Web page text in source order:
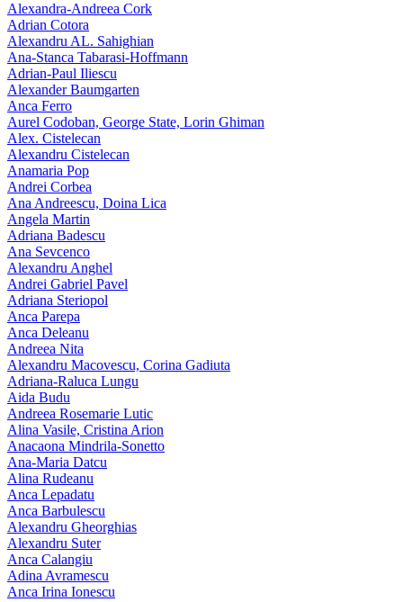
Alexandra-Andreea Cork
Adrian Cotora
Alexandru AL. Sahighian
Ana-Stanca Tabarasi-Hoffmann
Adrian-Paul Iliescu
Alexander Baumgarten
Anca Ferro
Aurel Codoban, George State, Lorin Ghiman
Alex. Cistelecan
Alexandru Cistelecan
Anamaria Pop
Andrei Corbea
Ana Andreescu, Doina Lica
Angela Martin
Adriana Badescu
Ana Sevcenco
Alexandru Anghel
Andrei Gabriel Pavel
Adriana Steriopol
Anca Parepa
Anca Deleanu
Andreea Nita
Alexandru Macovescu, Corina Gadiuta
Adriana-Raluca Lungu
Aida Budu
Andreea Rosemarie Lutic
Alina Vasile, Cristina Arion
Anacaona Mindrila-Sonetto
Ana-Maria Datcu
Alina Rudeanu
Anca Lepadatu
Anca Barbulescu
Alexandru Gheorghias
Alexandru Suter
Anca Calangiu
Adina Avramescu
Anca Irina Ionescu